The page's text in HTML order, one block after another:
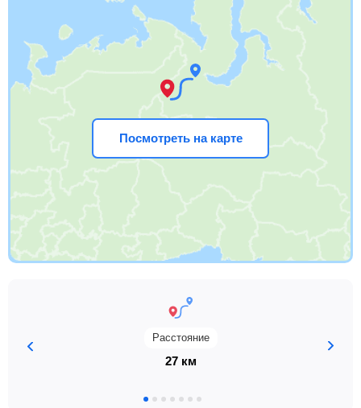
Посмотреть на карте
Расстояние
27 км